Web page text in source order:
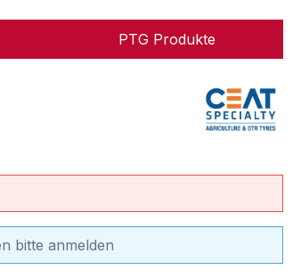
PTG Produkte
bitte anmelden